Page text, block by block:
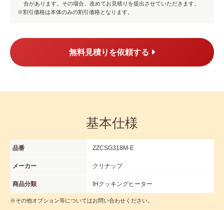
合があります。その場合、改めてお見積りを提出させていただきます。
割引価格は本体のみの割引価格となります。
無料見積りを依頼する
基本仕様
品番 ZZCSG318M-E
メーカー クリナップ
商品分類 IHクッキングヒーター
※その他オプション等についてはお問い合わせください。